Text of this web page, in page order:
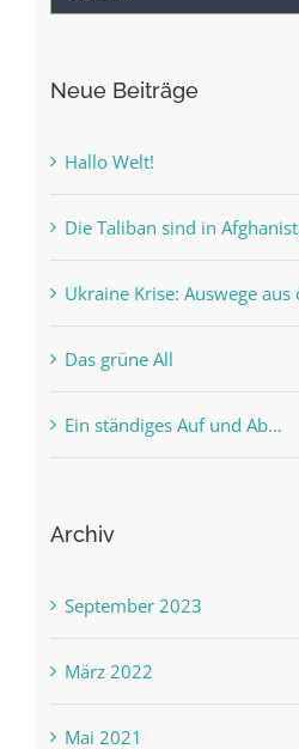
Neue Beiträge
Hallo Welt!
Die Taliban sind in
Ukraine Krise: Auswege
Das grüne All
Ein ständiges Auf und Ab…
Archiv
September 2023
März 2022
Mai 2021